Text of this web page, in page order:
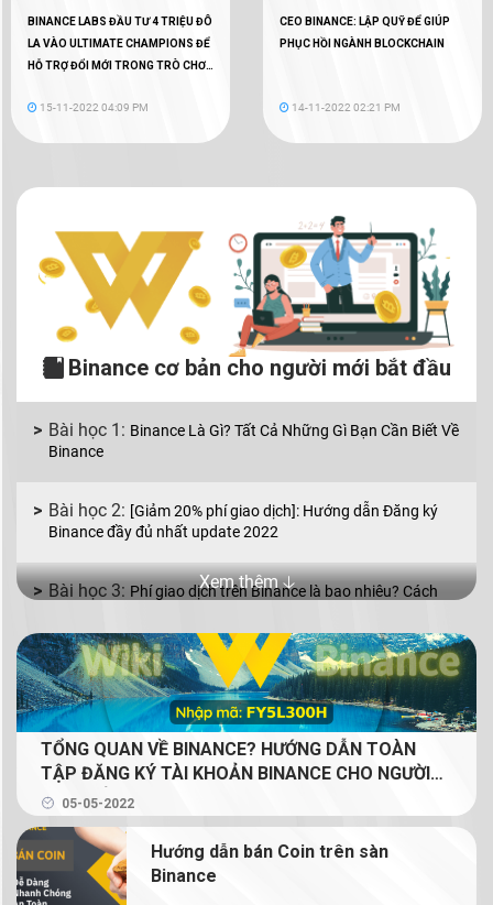
BINANCE LABS ĐẦU TƯ 4 TRIỆU ĐÔ
LA VÀO ULTIMATE CHAMPIONS ĐỂ
HỖ TRỢ ĐỔI MỚI TRONG TRÒ CHƠI
15-11-2022 04:09 PM
CEO BINANCE: LẬP QUỸ ĐỂ GIÚP
PHỤC HỒI NGÀNH BLOCKCHAIN
14-11-2022 02:21 PM
Binance cơ bản cho người mới bắt đầu
Binance Là Gì? Tất Cả Những Gì Bạn Cần Biết Về
Binance
[Giảm 20% phí giao dịch]: Hướng dẫn Đăng ký
Binance đầy đủ nhất update 2022
Phí giao dịch trên Binance là bao nhiêu? Cách
Binance P2P là gì? Cách mua bán coin bằng VND
với Binance P2P
Mua bán coin trên Binance với 2 lệnh cơ bản: lệnh
Limit và lệnh Market
Binance Earn là gì? Tạo thu nhập thụ động từ
crypto với Binance Earn
Xem thêm 🡣
TỔNG QUAN VỀ BINANCE? HƯỚNG DẪN TOÀN
TẬP ĐĂNG KÝ TÀI KHOẢN BINANCE CHO NGƯỜI
MỚI (GIẢM 20% PHÍ GIAO DỊCH TRỌN ĐỜI CHO
NGƯỜI ĐỌC)
05-05-2022
Hướng dẫn bán Coin trên sàn
Binance